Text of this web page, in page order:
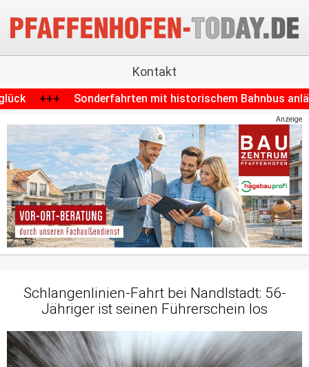
Kontakt
historischem Bahnbus anlässlich des Volksfestes in
Anzeige
Schlangenlinien-Fahrt bei Nandlstadt: 56-
Jähriger ist seinen Führerschein los